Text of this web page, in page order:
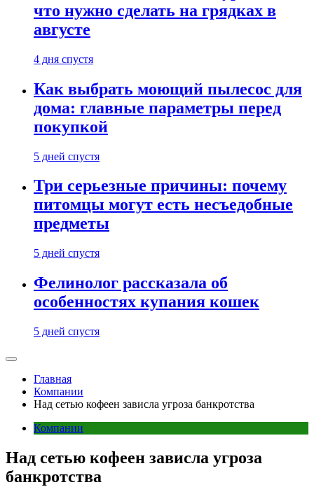
что нужно сделать на грядках в
августе
4 дня спустя
Как выбрать моющий пылесос для
дома: главные параметры перед
покупкой
5 дней спустя
Три серьезные причины: почему
питомцы могут есть несъедобные
предметы
5 дней спустя
Фелинолог рассказала об
особенностях купания кошек
5 дней спустя
Главная
Компании
Над сетью кофеен зависла угроза банкротства
Компании
Над сетью кофеен зависла угроза
банкротства